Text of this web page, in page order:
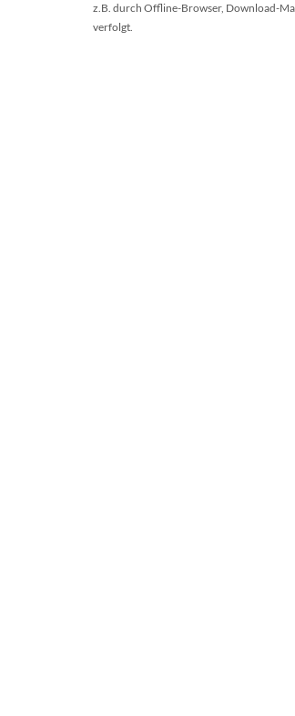
z.B. durch Offline-Browser, Download-
verfolgt.